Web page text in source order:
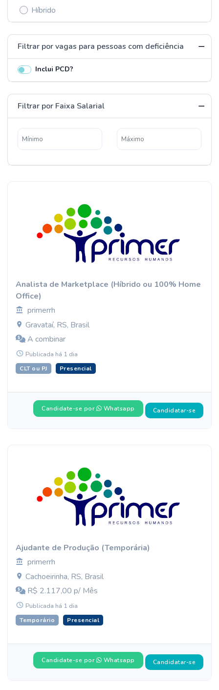
Híbrido
Filtrar por vagas para pessoas com deficiência
Inclui PCD?
Filtrar por Faixa Salarial
Analista de Marketplace (Híbrido ou 100% Home
Office)
primerrh
Gravataí, RS, Brasil
A combinar
Publicada há 1 dia
CLT ou PJ Presencial
Candidate-se por Whatsapp Candidatar-se
Ajudante de Produção (Temporária)
primerrh
Cachoeirinha, RS, Brasil
R$ 2.117,00 p/ Mês
Publicada há 1 dia
Temporário Presencial
Candidate-se por Whatsapp Candidatar-se